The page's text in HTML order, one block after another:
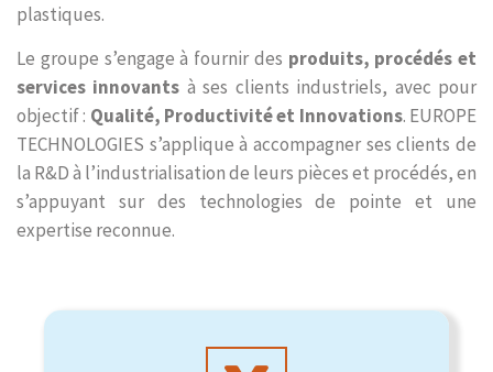
plastiques.
Le groupe s’engage à fournir des produits, procédés et
services innovants à ses clients industriels, avec pour
objectif : Qualité, Productivité et Innovations. EUROPE
TECHNOLOGIES s’applique à accompagner ses clients de
la R&D à l’industrialisation de leurs pièces et procédés, en
s’appuyant sur des technologies de pointe et une
expertise reconnue.